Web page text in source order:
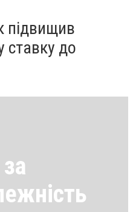
підвищив
ставку до